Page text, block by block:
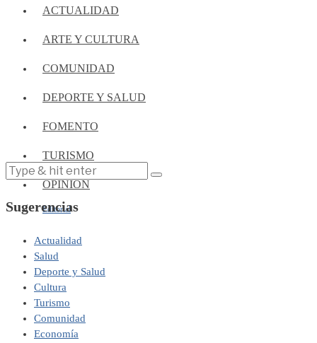
ACTUALIDAD
ARTE Y CULTURA
COMUNIDAD
DEPORTE Y SALUD
FOMENTO
TURISMO
OPINIÓN
Editorial
Sugerencias
Actualidad
Salud
Deporte y Salud
Cultura
Turismo
Comunidad
Economía